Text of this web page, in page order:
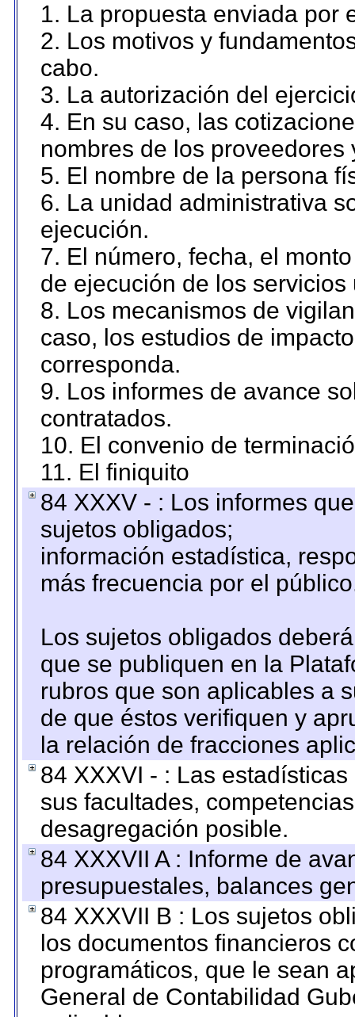
1. La propuesta enviada por
2. Los motivos y
cabo.
3. La autorización del
4. En su caso, las
nombres de los proveedores
5. El nombre de la persona
6. La unidad administrativa
ejecución.
7. El número, fecha, el
de ejecución de los servicios
8. Los mecanismos de
caso, los estudios de
corresponda.
9. Los informes de avance
contratados.
10. El convenio de
11. El finiquito
84 XXXV - : Los informes
sujetos obligados;
información estadística,
más frecuencia por el
Los sujetos obligados
que se publiquen en la
rubros que son aplicables a
de que éstos verifiquen y
la relación de fracciones
84 XXXVI - : Las
sus facultades,
desagregación posible.
84 XXXVII A : Informe de
presupuestales, balances
84 XXXVII B : Los sujetos
los documentos financieros
programáticos, que le sean
General de Contabilidad